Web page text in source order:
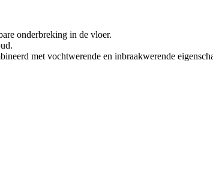
onderbreking in de vloer.
met vochtwerende en inbraakwerende